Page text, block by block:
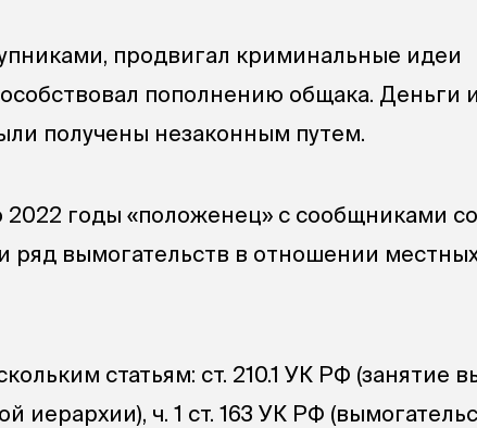
продвигал криминальные идеи
пополнению общака. Деньги
получены незаконным путем.
2022 годы «положенец» с сообщниками
ряд вымогательств в отношении
статьям: ст. 210.1 УК РФ (занятие
иерархии), ч. 1 ст. 163 УК РФ